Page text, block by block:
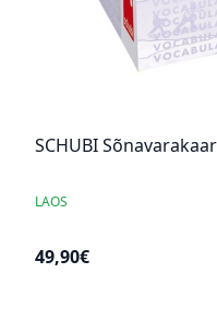
SCHUBI
LAOS
49,90€